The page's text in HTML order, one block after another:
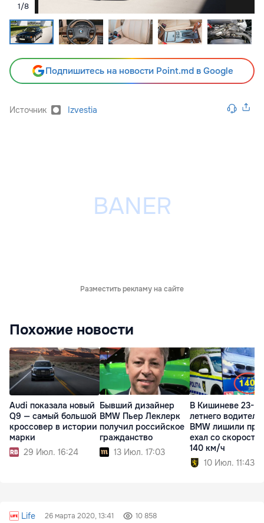
1/8
Подпишитесь на новости Point.md в Google
Источник Izvestia
Разместить рекламу на сайте
Похожие новости
Audi показала новый
Q9 — самый большой
кроссовер в истории
марки
29 Июл. 16:24
Бывший дизайнер
BMW Пьер Леклерк
получил российское
гражданство
13 Июл. 17:03
В Кишиневе 23-
летнего водителя
BMW лишили
ехал со
140 км/ч
10 Июл. 11:43
Life 26 марта 2020, 13:41 10 858